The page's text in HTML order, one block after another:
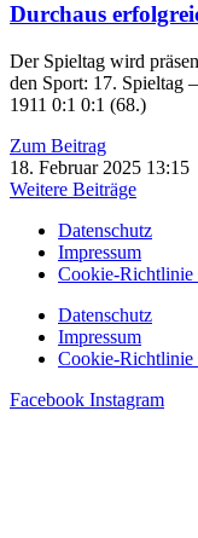
Durchaus
Der Spieltag wird
den Sport: 17. Spieltag
1911 0:1 0:1 (68.)
Zum Beitrag
18. Februar 2025 13:15
Weitere Beiträge
Datenschutz
Impressum
Cookie-
Datenschutz
Impressum
Cookie-
Facebook Instagram